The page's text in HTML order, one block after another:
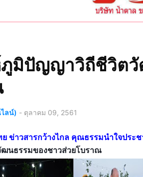
ภูมิปัญญาวิถีชีวิต
ลน์) - ตุลาคม 09, 2561
ข่าวสารกว้างไกล คุณธรรมนำใจประ
นธรรมของชาวส่วยโบราณ